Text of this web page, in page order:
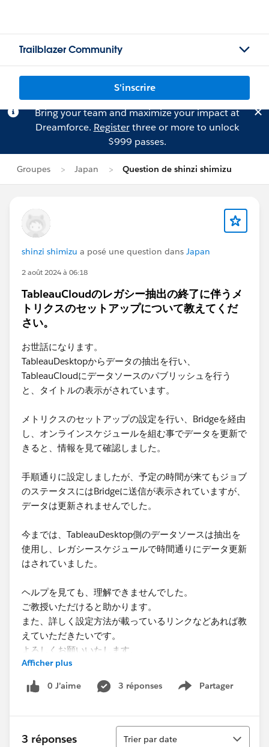
Trailblazer Community
S'inscrire
Bring your team and maximize your impact at
Dreamforce. Registerthree or more to unlock
$999 passes.
Groupes Japan Question de shinzi shimizu
shinzi shimizu a posé une question dans Japan
2 août 2024 à 06:18
TableauCloudのレガシー抽出の終了に伴うメ
トリクスのセットアップについて教えてくだ
さい。
お世話になります。
TableauDesktopからデータの抽出を行い、
TableauCloudにデータソースのパブリッシュを行う
と、タイトルの表示がされています。
メトリクスのセットアップの設定を行い、Bridgeを経由
し、オンラインスケジュールを組む事でデータを更新で
きると、情報を見て確認しました。
手順通りに設定しましたが、予定の時間が来てもジョブ
のステータスにはBridgeに送信が表示されていますが、
データは更新されませんでした。
今までは、TableauDesktop側のデータソースは抽出を
使用し、レガシースケジュールで時間通りにデータ更新
はされていました。
ヘルプを見ても、理解できませんでした。
ご教授いただけると助かります。
また、詳しく設定方法が載っているリンクなどあれば教
えていただきたいです。
よろしくお願いいたします。
Afficher plus
0 J’aime 3 réponses Partager
Show menu
3 réponses
Tri
Trier par date